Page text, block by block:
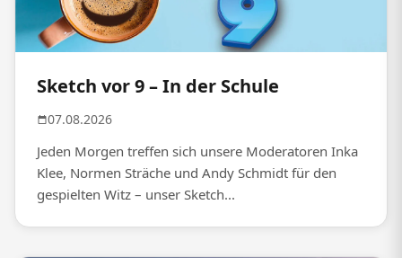
Sketch vor 9 – In der Schule
07.08.2026
Jeden Morgen treffen sich unsere Moderatoren Inka
Klee, Normen Sträche und Andy Schmidt für den
gespielten Witz – unser Sketch...